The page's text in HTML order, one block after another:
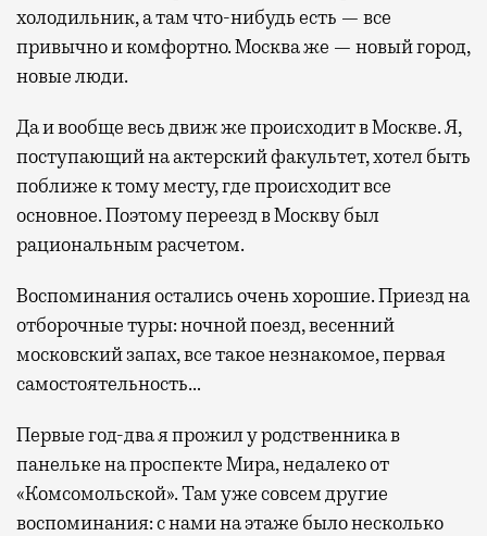
холодильник, а там что-нибудь есть — все
привычно и комфортно. Москва же — новый город,
новые люди.
Да и вообще весь движ же происходит в Москве. Я,
поступающий на актерский факультет, хотел быть
поближе к тому месту, где происходит все
основное. Поэтому переезд в Москву был
рациональным расчетом.
Воспоминания остались очень хорошие. Приезд на
отборочные туры: ночной поезд, весенний
московский запах, все такое незнакомое, первая
самостоятельность…
Первые год-два я прожил у родственника в
панельке на проспекте Мира, недалеко от
«Комсомольской». Там уже совсем другие
воспоминания: с нами на этаже было несколько